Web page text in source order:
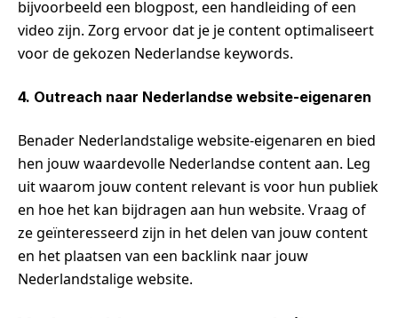
bijvoorbeeld een blogpost, een handleiding of een
video zijn. Zorg ervoor dat je je content optimaliseert
voor de gekozen Nederlandse keywords.
4. Outreach naar Nederlandse website-eigenaren
Benader Nederlandstalige website-eigenaren en bied
hen jouw waardevolle Nederlandse content aan. Leg
uit waarom jouw content relevant is voor hun publiek
en hoe het kan bijdragen aan hun website. Vraag of
ze geïnteresseerd zijn in het delen van jouw content
en het plaatsen van een backlink naar jouw
Nederlandstalige website.